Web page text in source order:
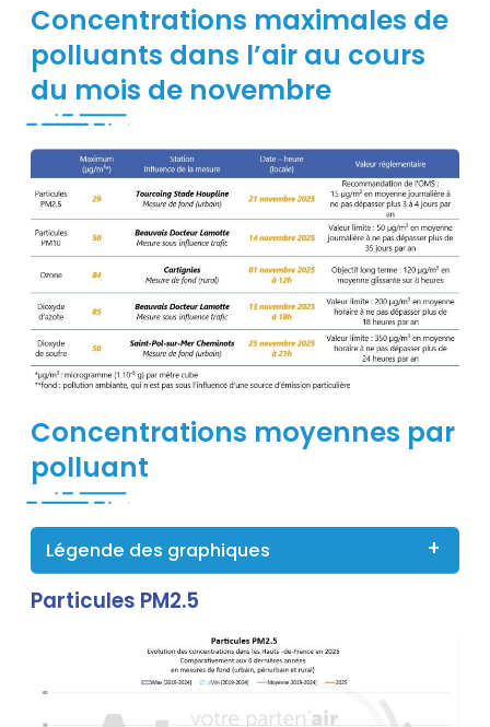
Concentrations maximales de
polluants dans l’air au cours
du mois de novembre
Titre
Concentrations moyennes par
polluant
Légende des graphiques
Contenu
Particules PM2.5